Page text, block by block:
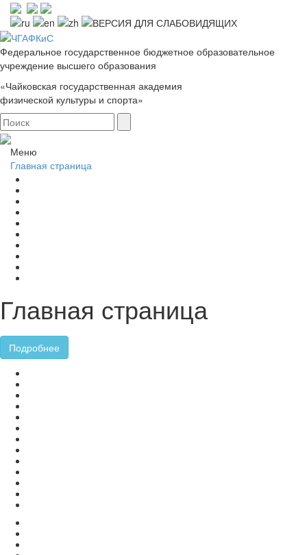
Федеральное государственное бюджетное образовательное
учреждение высшего образования
«Чайковская государственная академия
физической культуры и спорта»
Меню
Главная страница
Главная страница
Подробнее